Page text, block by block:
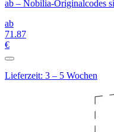
ab – Nobilia-Originalcodes
ab
71 .87
€
Lieferzeit: 3 – 5 Wochen